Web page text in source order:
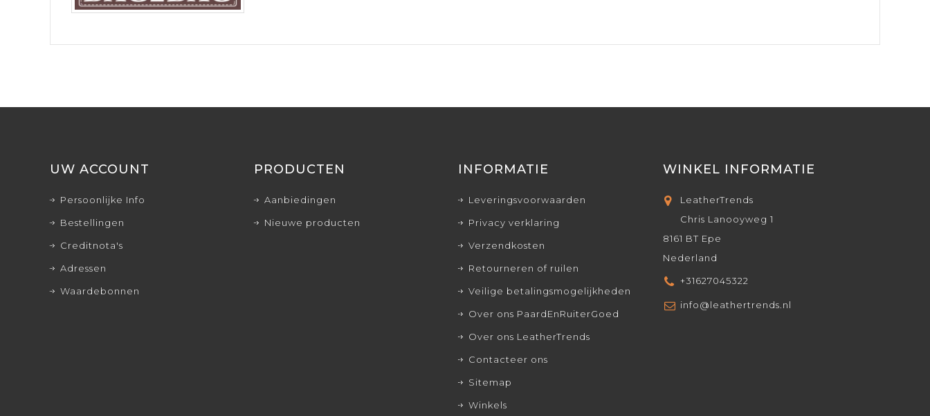
UW ACCOUNT
Persoonlijke Info
Bestellingen
Creditnota's
Adressen
Waardebonnen
PRODUCTEN
Aanbiedingen
Nieuwe producten
INFORMATIE
Leveringsvoorwaarden
Privacy verklaring
Verzendkosten
Retourneren of ruilen
Veilige betalingsmogelijkheden
Over ons PaardEnRuiterGoed
Over ons LeatherTrends
Contacteer ons
Sitemap
Winkels
WINKEL INFORMATIE
LeatherTrends
Chris Lanooyweg 1
8161 BT Epe
Nederland
+31627045322
info@leathertrends.nl